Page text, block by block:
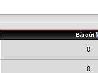
Bài gửi
0
0